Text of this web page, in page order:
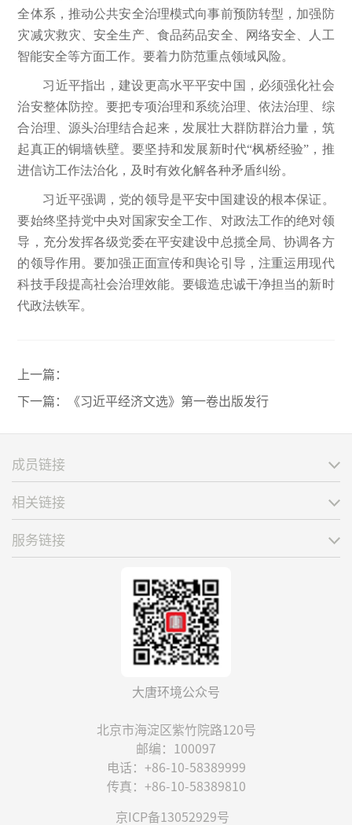
全体系，推动公共安全治理模式向事前预防转型，加强防
灾减灾救灾、安全生产、食品药品安全、网络安全、人工
智能安全等方面工作。要着力防范重点领域风险。
习近平指出，建设更高水平平安中国，必须强化社会
治安整体防控。要把专项治理和系统治理、依法治理、综
合治理、源头治理结合起来，发展壮大群防群治力量，筑
起真正的铜墙铁壁。要坚持和发展新时代“枫桥经验”，推
进信访工作法治化，及时有效化解各种矛盾纠纷。
习近平强调，党的领导是平安中国建设的根本保证。
要始终坚持党中央对国家安全工作、对政法工作的绝对领
导，充分发挥各级党委在平安建设中总揽全局、协调各方
的领导作用。要加强正面宣传和舆论引导，注重运用现代
科技手段提高社会治理效能。要锻造忠诚干净担当的新时
代政法铁军。
上一篇：
下一篇：
《习近平经济文选》第一卷出版发行
大唐环境公众号
北京市海淀区紫竹院路120号
邮编：100097
电话：+86-10-58389999
传真：+86-10-58389810
京ICP备13052929号
成员链接
相关链接
服务链接